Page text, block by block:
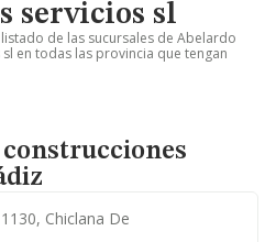
servicios sl
de las sucursales de Abelardo
en todas las provincia que tengan
Chiclana De